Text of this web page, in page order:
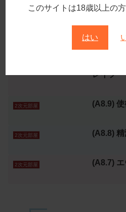
このサイトは18歳以上の
はい
ギャラ
ラング◯
レイプ
2次元部屋 (A8.9)
2次元部屋 (A8.8)
2次元部屋 (A8.7)